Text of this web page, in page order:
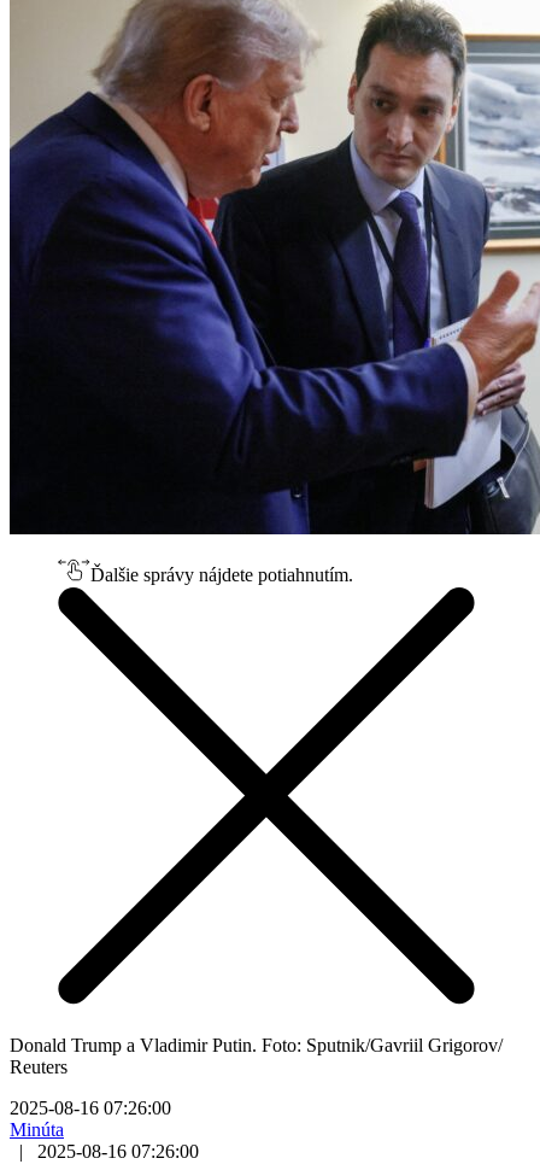
Ďalšie správy nájdete potiahnutím.
Donald Trump a Vladimir Putin. Foto: Sputnik/Gavriil Grigorov/
Reuters
2025-08-16 07:26:00
Minúta
|
2025-08-16 07:26:00